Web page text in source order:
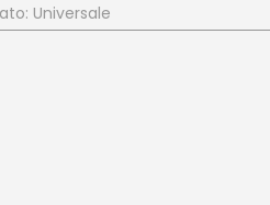
Universale